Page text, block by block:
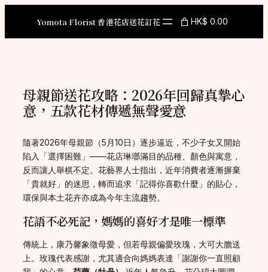
Yomota Florist 香港花店送花訂花 HK$ 0.00
母親節送花攻略：2026年回歸真摯心
意，五款花材傳遞無聲愛意
隨著2026年母親節（5月10日）逐步逼近，不少子女又開始
陷入「選擇困難」——花店琳瑯滿目的品種、顏色與寓意，
反而讓人舉棋不定。花藝界人士指出，近年消費者逐漸摒棄
「貴就好」的迷思，轉而追求「記得你喜歡什麼」的貼心，
環保與本土花卉亦成為今年主流趨勢。
花語不必死記，媽媽的喜好才是唯一標準
傳統上，康乃馨象徵母愛，但若母親偏愛玫瑰，大可大膽送
上。玫瑰代表感謝，尤其適合向媽媽表達「謝謝你一直照顧